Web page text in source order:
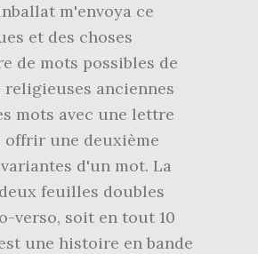
m'envoya ce
et des choses
de mots possibles de
anciennes
mots avec une lettre
offrir une deuxième
d'un mot. La
feuilles doubles
verso, soit en tout 10
une histoire en bande